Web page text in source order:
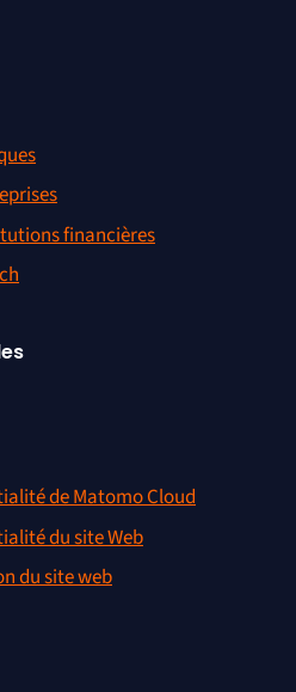
financières
de Matomo Cloud
du site Web
du site web